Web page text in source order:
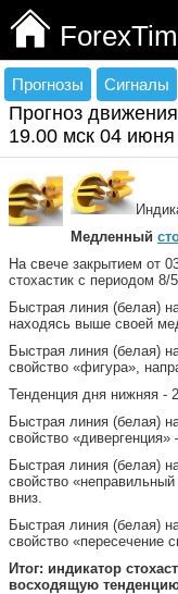
Прогнозы Сигналы
Прогноз
19.00 мск 04
Медленный
На свече закрытием от
стохастик с периодом 8/
Быстрая линия (белая)
находясь выше своей
Быстрая линия (белая)
свойство «фигура»,
Тенденция дня нижняя -
Быстрая линия (белая)
свойство «дивергенция»
Быстрая линия (белая)
свойство
вниз.
Быстрая линия (белая)
свойство «пересечение
Итог: индикатор
восходящую